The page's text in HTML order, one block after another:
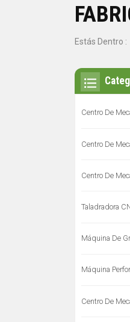
Estás Dentro :
Centro De
Centro De
Centro De
Taladradora
Máquina De
Máquina
Centro De